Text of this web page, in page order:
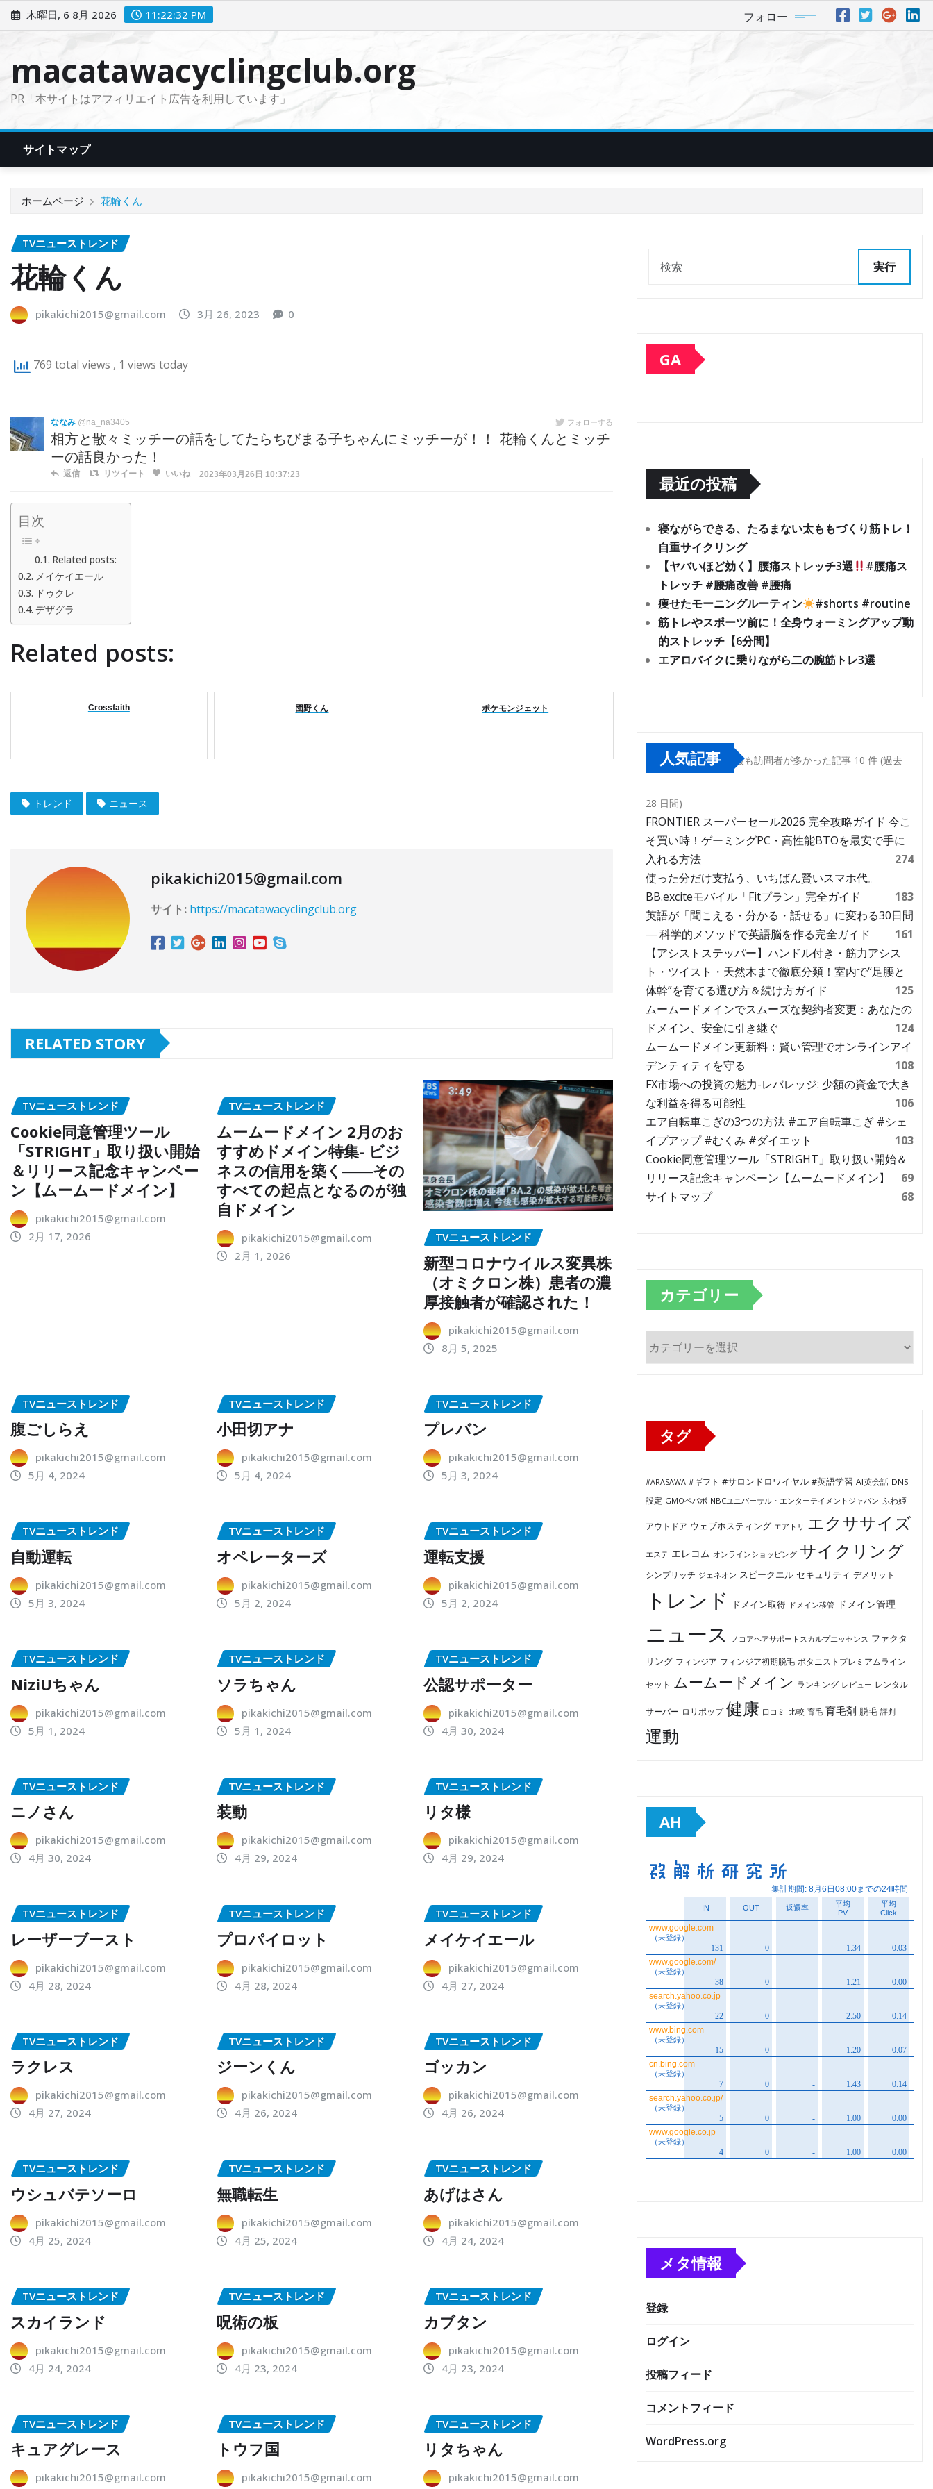
ン
木曜日, 6 8月 2026 11:22:33 PM フォロー
macatawacyclingclub.org
PR「本サイトはアフィリエイト広告を利用しています」
サイトマップ
ホームページ 花輪くん
TVニューストレンド
花輪くん
pikakichi2015@gmail.com 3月 26, 2023 0
769 total views , 1 views today
ななみ @na_na3405 フォローする
相方と散々ミッチーの話をしてたらちびまる子ちゃんにミッチーが！！ 花輪くんとミッチ
ーの話良かった！
返信 リツイート いいね 2023年03月26日 10:37:23
目次
Related posts:
メイケイエール
ドゥクレ
デザグラ
Related posts:
Crossfaith 団野くん ポケモンジェット
トレンド ニュース
pikakichi2015@gmail.com
サイト: https://macatawacyclingclub.org
RELATED STORY
TVニューストレンド
Cookie同意管理ツール
「STRIGHT」取り扱い開始
＆リリース記念キャンペー
ン【ムームードメイン】
pikakichi2015@gmail.com
2月 17, 2026
TVニューストレンド
ムームードメイン 2月のお
すすめドメイン特集- ビジ
ネスの信用を築く――その
すべての起点となるのが独
自ドメイン
pikakichi2015@gmail.com
2月 1, 2026
TVニューストレンド
新型コロナウイルス変異株
（オミクロン株）患者の濃
厚接触者が確認された！
pikakichi2015@gmail.com
8月 5, 2025
TVニューストレンド
腹ごしらえ
pikakichi2015@gmail.com
5月 4, 2024
TVニューストレンド
小田切アナ
pikakichi2015@gmail.com
5月 4, 2024
TVニューストレンド
プレバン
pikakichi2015@gmail.com
5月 3, 2024
TVニューストレンド
自動運転
pikakichi2015@gmail.com
5月 3, 2024
TVニューストレンド
オペレーターズ
pikakichi2015@gmail.com
5月 2, 2024
TVニューストレンド
運転支援
pikakichi2015@gmail.com
5月 2, 2024
TVニューストレンド
NiziUちゃん
pikakichi2015@gmail.com
5月 1, 2024
TVニューストレンド
ソラちゃん
pikakichi2015@gmail.com
5月 1, 2024
TVニューストレンド
公認サポーター
pikakichi2015@gmail.com
4月 30, 2024
TVニューストレンド
ニノさん
pikakichi2015@gmail.com
4月 30, 2024
TVニューストレンド
装動
pikakichi2015@gmail.com
4月 29, 2024
TVニューストレンド
リタ様
pikakichi2015@gmail.com
4月 29, 2024
TVニューストレンド
レーザーブースト
pikakichi2015@gmail.com
4月 28, 2024
TVニューストレンド
プロパイロット
pikakichi2015@gmail.com
4月 28, 2024
TVニューストレンド
メイケイエール
pikakichi2015@gmail.com
4月 27, 2024
TVニューストレンド
ラクレス
pikakichi2015@gmail.com
4月 27, 2024
TVニューストレンド
ジーンくん
pikakichi2015@gmail.com
4月 26, 2024
TVニューストレンド
ゴッカン
pikakichi2015@gmail.com
4月 26, 2024
TVニューストレンド
ウシュバテソーロ
pikakichi2015@gmail.com
4月 25, 2024
TVニューストレンド
無職転生
pikakichi2015@gmail.com
4月 25, 2024
TVニューストレンド
あげはさん
pikakichi2015@gmail.com
4月 24, 2024
TVニューストレンド
スカイランド
pikakichi2015@gmail.com
4月 24, 2024
TVニューストレンド
呪術の板
pikakichi2015@gmail.com
4月 23, 2024
TVニューストレンド
カブタン
pikakichi2015@gmail.com
4月 23, 2024
TVニューストレンド
キュアグレース
pikakichi2015@gmail.com
TVニューストレンド
トウフ国
pikakichi2015@gmail.com
TVニューストレンド
リタちゃん
pikakichi2015@gmail.com
実行
GA
最近の投稿
寝ながらできる、たるまない太ももづくり筋トレ！
自重サイクリング
【ヤバいほど効く】腰痛ストレッチ3選
#腰痛ス
トレッチ #腰痛改善 #腰痛
痩せたモーニングルーティン
#shorts #routine
筋トレやスポーツ前に！全身ウォーミングアップ動
的ストレッチ【6分間】
エアロバイクに乗りながら二の腕筋トレ3選
人気記事 最も訪問者が多かった記事 10 件 (過去
28 日間)
FRONTIER スーパーセール2026 完全攻略ガイド 今こ
そ買い時！ゲーミングPC・高性能BTOを最安で手に
入れる方法
274
使った分だけ支払う、いちばん賢いスマホ代。
BB.exciteモバイル「Fitプラン」完全ガイド
183
英語が「聞こえる・分かる・話せる」に変わる30日間
― 科学的メソッドで英語脳を作る完全ガイド
161
【アシストステッパー】ハンドル付き・筋力アシス
ト・ツイスト・天然木まで徹底分類！室内で“足腰と
体幹”を育てる選び方＆続け方ガイド
125
ムームードメインでスムーズな契約者変更：あなたの
ドメイン、安全に引き継ぐ
124
ムームードメイン更新料：賢い管理でオンラインアイ
デンティティを守る
108
FX市場への投資の魅力-レバレッジ: 少額の資金で大き
な利益を得る可能性
106
エア自転車こぎの3つの方法 #エア自転車こぎ #シェ
イプアップ #むくみ #ダイエット
103
Cookie同意管理ツール「STRIGHT」取り扱い開始＆
リリース記念キャンペーン【ムームードメイン】
69
サイトマップ
68
カテゴリー
テ
タグ
#ARASAWA #ギフト #サロンドロワイヤル #英語学習 AI英会話 DNS
設定 GMOペパボ NBCユニバーサル・エンターテイメントジャパン ふわ姫
アウトドア ウェブホスティング エアトリ エクササイズ
エステ エレコム オンラインショッピング サイクリング
シンプリッチ ジェネオン スピークエル セキュリティ デメリット
トレンド ドメイン取得 ドメイン移管 ドメイン管理
ニュース ノコアヘアサポートスカルプエッセンス ファクタ
リング フィンジア フィンジア初期脱毛 ボタニストプレミアムライン
セット ムームードメイン ランキング レビュー レンタル
サーバー ロリポップ 健康 口コミ 比較 育毛 育毛剤 脱毛 評判
運動
AH
メタ情報
登録
ログイン
投稿フィード
コメントフィード
WordPress.org